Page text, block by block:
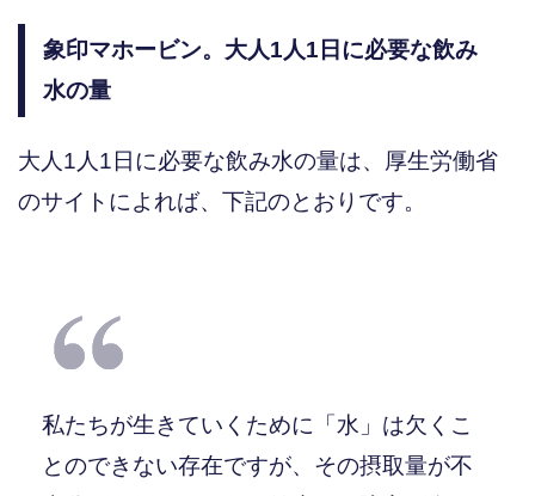
象印マホービン。大人1人1日に必要な飲み
水の量
大人1人1日に必要な飲み水の量は、厚生労働省
のサイトによれば、下記のとおりです。
私たちが生きていくために「水」は欠くこ
とのできない存在ですが、その摂取量が不